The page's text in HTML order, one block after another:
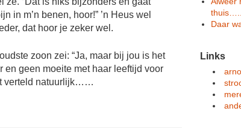
in m’n benen, hoor!” ’n Heus wel
dat hoor je zeker wel.
zoon zei: “Ja, maar bij jou is het
en geen moeite met haar leeftijd voor
verteld natuurlijk……
Daar
Links